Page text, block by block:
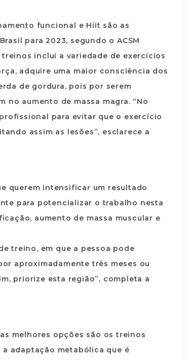
funcional e Hiit são as
para 2023, segundo o ACSM
inclui a variedade de exercícios
adquire uma maior consciência dos
de gordura, pois por serem
aumento de massa magra. “No
para evitar que o exercício
assim as lesões”, esclarece a
querem intensificar um resultado
para potencializar o trabalho nesta
aumento de massa muscular e
treino, em que a pessoa pode
aproximadamente três meses ou
priorize esta região”, completa a
melhores opções são os treinos
adaptação metabólica que é